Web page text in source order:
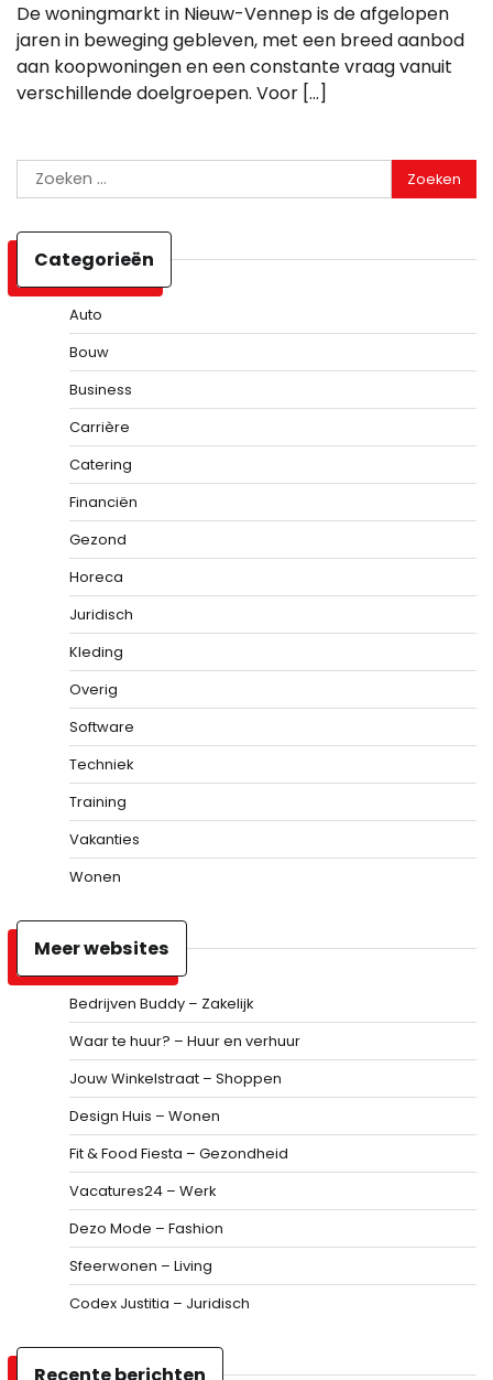
De woningmarkt in Nieuw-Vennep is de afgelopen
jaren in beweging gebleven, met een breed aanbod
aan koopwoningen en een constante vraag vanuit
verschillende doelgroepen. Voor […]
Zoeken
naar:
Categorieën
Auto
Bouw
Business
Carrière
Catering
Financiën
Gezond
Horeca
Juridisch
Kleding
Overig
Software
Techniek
Training
Vakanties
Wonen
Meer websites
Bedrijven Buddy – Zakelijk
Waar te huur? – Huur en verhuur
Jouw Winkelstraat – Shoppen
Design Huis – Wonen
Fit & Food Fiesta – Gezondheid
Vacatures24 – Werk
Dezo Mode – Fashion
Sfeerwonen – Living
Codex Justitia – Juridisch